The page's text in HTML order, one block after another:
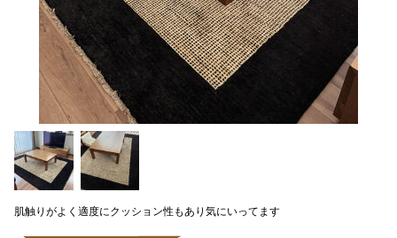
肌触りがよく適度にクッション性もあり気にいってます